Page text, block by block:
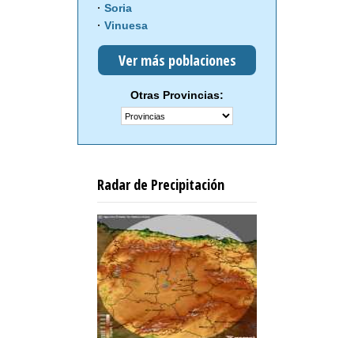
Soria
Vinuesa
Ver más poblaciones
Otras Provincias:
Radar de Precipitación